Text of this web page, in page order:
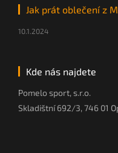
Jak prát oblečení z
10.1.2024
Kde nás najdete
Pomelo sport, s.r.o.
Skladištní 692/3, 746 01